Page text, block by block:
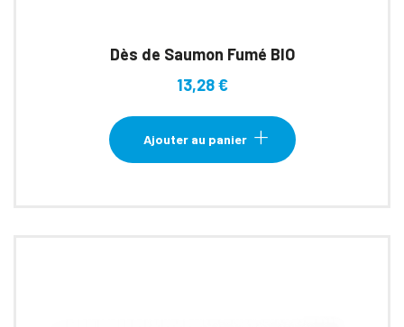
Dès de Saumon Fumé BIO
13,28€
Ajouter au panier